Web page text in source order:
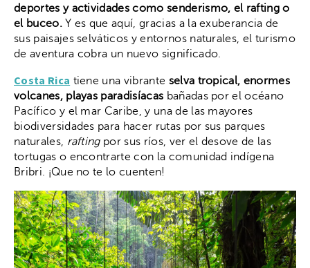
deportes y actividades como senderismo, el rafting o
el buceo.Y es que aquí, gracias a la exuberancia de
sus paisajes selváticos y entornos naturales, el turismo
de aventura cobra un nuevo significado.
Costa Rica tiene una vibrante selva tropical, enormes
volcanes, playas paradisíacas bañadas por el océano
Pacífico y el mar Caribe, y una de las mayores
biodiversidades para hacer rutas por sus parques
naturales, raftingpor sus ríos, ver el desove de las
tortugas o encontrarte con la comunidad indígena
Bribri. ¡Que no te lo cuenten!